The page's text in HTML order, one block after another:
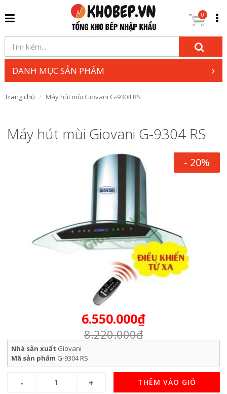
0
DANH MỤC SẢN PHẨM
Trang chủ Máy hút mùi Giovani G-9304 RS
Máy hút mùi Giovani G-9304 RS
- 20%
6.550.000₫
8.220.000₫
Nhà sản xuất Giovani
Mã sản phẩm G-9304 RS
THÊM VÀO GIỎ